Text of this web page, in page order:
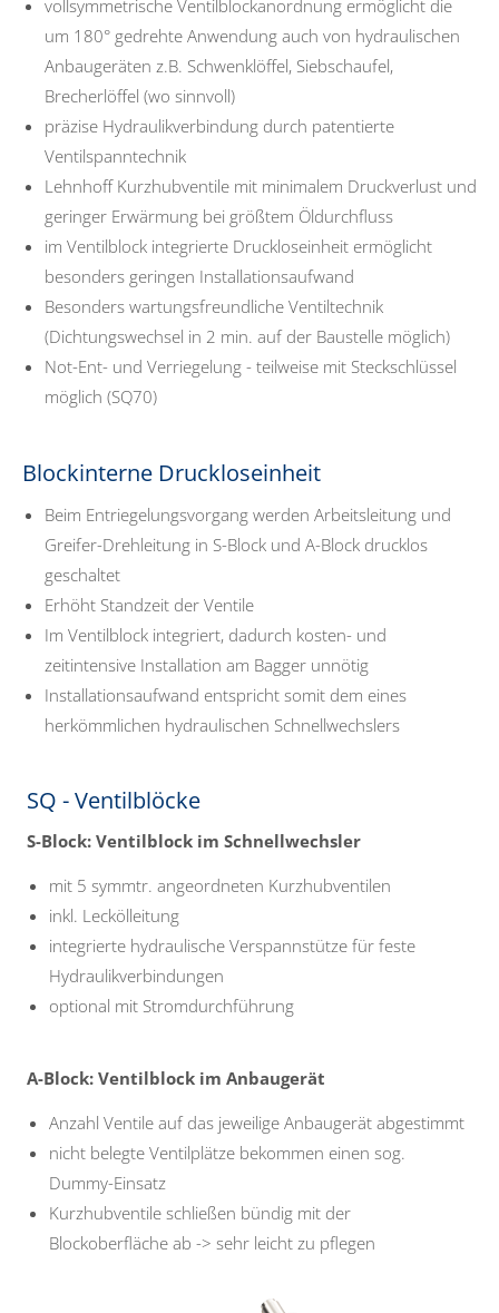
vollsymmetrische Ventilblockanordnung ermöglicht die
um 180° gedrehte Anwendung auch von hydraulischen
Anbaugeräten z.B. Schwenklöffel, Siebschaufel,
Brecherlöffel (wo sinnvoll)
präzise Hydraulikverbindung durch patentierte
Ventilspanntechnik
Lehnhoff Kurzhubventile mit minimalem Druckverlust und
geringer Erwärmung bei größtem Öldurchfluss
im Ventilblock integrierte Druckloseinheit ermöglicht
besonders geringen Installationsaufwand
Besonders wartungsfreundliche Ventiltechnik
(Dichtungswechsel in 2 min. auf der Baustelle möglich)
Not-Ent- und Verriegelung - teilweise mit Steckschlüssel
möglich (SQ70)
Blockinterne Druckloseinheit
Beim Entriegelungsvorgang werden Arbeitsleitung und
Greifer-Drehleitung in S-Block und A-Block drucklos
geschaltet
Erhöht Standzeit der Ventile
Im Ventilblock integriert, dadurch kosten- und
zeitintensive Installation am Bagger unnötig
Installationsaufwand entspricht somit dem eines
herkömmlichen hydraulischen Schnellwechslers
SQ - Ventilblöcke
S-Block: Ventilblock im Schnellwechsler
mit 5 symmtr. angeordneten Kurzhubventilen
inkl. Leckölleitung
integrierte hydraulische Verspannstütze für feste
Hydraulikverbindungen
optional mit Stromdurchführung
A-Block: Ventilblock im Anbaugerät
Anzahl Ventile auf das jeweilige Anbaugerät abgestimmt
nicht belegte Ventilplätze bekommen einen sog.
Dummy-Einsatz
Kurzhubventile schließen bündig mit der
Blockoberfläche ab -> sehr leicht zu pflegen